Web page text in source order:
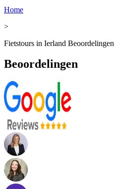
Home
>
Fietstours in Ierland Beoordelingen
Beoordelingen